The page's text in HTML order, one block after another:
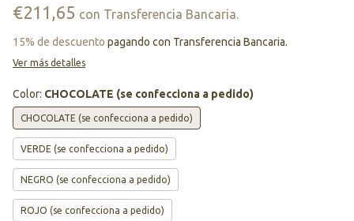
€211,65 con Transferencia Bancaria.
15% de descuento pagando con Transferencia Bancaria.
Ver más detalles
Color: CHOCOLATE (se confecciona a pedido)
CHOCOLATE (se confecciona a pedido)
VERDE (se confecciona a pedido)
NEGRO (se confecciona a pedido)
ROJO (se confecciona a pedido)